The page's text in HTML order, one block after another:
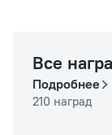
Все
Подробнее
210 наград